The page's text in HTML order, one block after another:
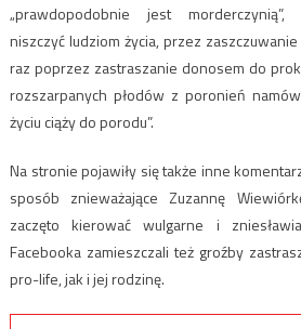
„prawdopodobnie jest morderczynią”,
niszczyć ludziom życia, przez zaszczuwanie
raz poprzez zastraszanie donosem do
rozszarpanych płodów z poronień
życiu ciąży do porodu”.
Na stronie pojawiły się także inne
sposób znieważające Zuzannę
zaczęto kierować wulgarne i
Facebooka zamieszczali też groźby
pro-life, jak i jej rodzinę.